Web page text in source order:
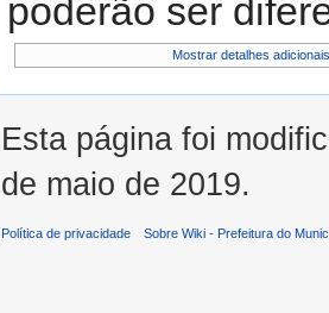
poderão ser
Mostrar detalhes
Esta página foi
de maio de 2019.
Política de privacidade Sobre Wiki - Prefeitura do